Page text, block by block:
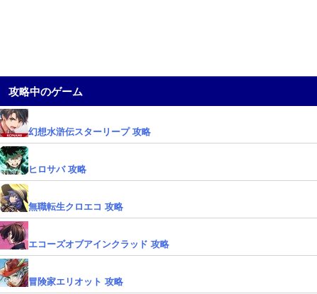
攻略中のゲーム
幻想水滸伝スターリープ 攻略
ヒロサバ 攻略
無職転生クロエコ 攻略
エコーズオブアインクラッド 攻略
冒険家エリオット 攻略